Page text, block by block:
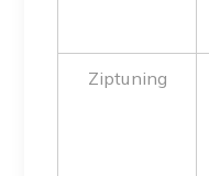
Ziptuning